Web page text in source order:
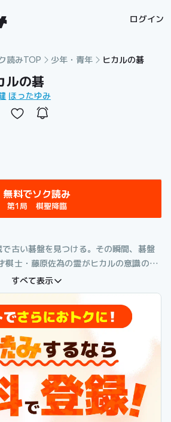
ログイン
読みTOP 少年・青年 ヒカルの碁
ルの碁
ほったゆみ
無料でソク読み
第1局 棋聖降臨
古い碁盤を見つける。その瞬間、碁盤
棋士・藤原佐為の霊がヒカルの意識の中
碁に対する一途な想いが、徐々にヒカル
いく…。
すべて表示